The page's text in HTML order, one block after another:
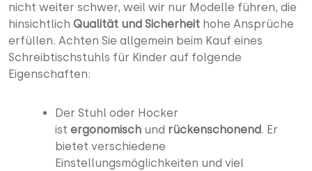
nicht weiter schwer, weil wir nur Modelle führen, die
hinsichtlich Qualität und Sicherheit hohe Ansprüche
erfüllen. Achten Sie allgemein beim Kauf eines
Schreibtischstuhls für Kinder auf folgende
Eigenschaften:
Der Stuhl oder Hocker
ist ergonomisch und rückenschonend . Er
bietet verschiedene
Einstellungsmöglichkeiten und viel